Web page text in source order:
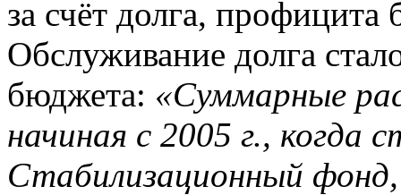
за счёт долга, профицита
Обслуживание долга
бюджета: «Суммарные
начиная с 2005 г., когда
Стабилизационный